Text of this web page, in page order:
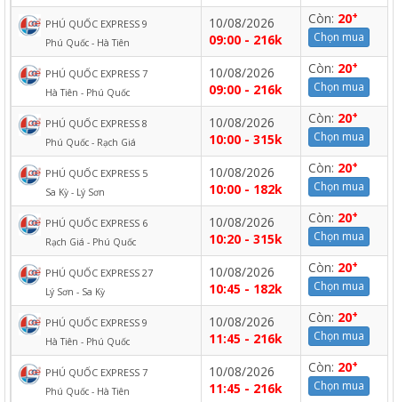
PHÚ QUỐC EXPRESS 9
Phú Quốc - Hà Tiên
10/08/2026
09:00 - 216k
Còn: 20+
Chọn mua
PHÚ QUỐC EXPRESS 7
Hà Tiên - Phú Quốc
10/08/2026
09:00 - 216k
Còn: 20+
Chọn mua
PHÚ QUỐC EXPRESS 8
Phú Quốc - Rạch Giá
10/08/2026
10:00 - 315k
Còn: 20+
Chọn mua
PHÚ QUỐC EXPRESS 5
Sa Kỳ - Lý Sơn
10/08/2026
10:00 - 182k
Còn: 20+
Chọn mua
PHÚ QUỐC EXPRESS 6
Rạch Giá - Phú Quốc
10/08/2026
10:20 - 315k
Còn: 20+
Chọn mua
PHÚ QUỐC EXPRESS 27
Lý Sơn - Sa Kỳ
10/08/2026
10:45 - 182k
Còn: 20+
Chọn mua
PHÚ QUỐC EXPRESS 9
Hà Tiên - Phú Quốc
10/08/2026
11:45 - 216k
Còn: 20+
Chọn mua
PHÚ QUỐC EXPRESS 7
Phú Quốc - Hà Tiên
10/08/2026
11:45 - 216k
Còn: 20+
Chọn mua